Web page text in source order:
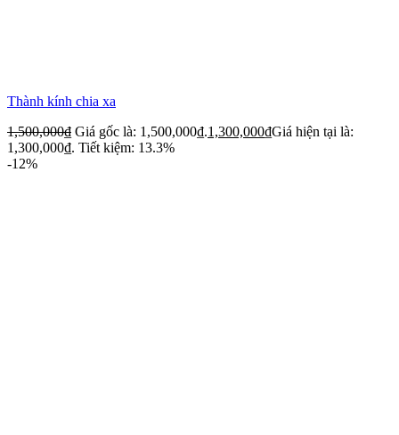
Thành kính chia xa
1,500,000₫ Giá gốc là: 1,500,000₫.1,300,000₫Giá hiện tại là:
1,300,000₫. Tiết kiệm: 13.3%
-12%